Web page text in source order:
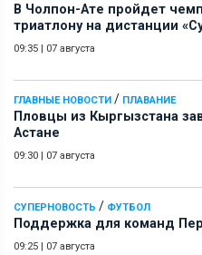
В Чолпон-Ате пройдет
триатлону на дистанции
09:35 | 07 августа
ГЛАВНЫЕ НОВОСТИ / ПЛАВАНИЕ
Пловцы из Кыргызстана
Астане
09:30 | 07 августа
СУПЕРНОВОСТЬ / ФУТБОЛ
Поддержка для команд
09:25 | 07 августа